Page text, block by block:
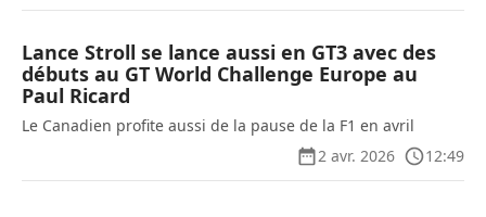
Lance Stroll se lance aussi en GT3 avec des
débuts au GT World Challenge Europe au
Paul Ricard
Le Canadien profite aussi de la pause de la F1 en avril
2 avr. 2026
12:49